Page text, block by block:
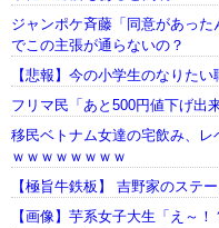
ジャンポケ斉藤「同意があっ
でこの主張が通らないの？
【悲報】今の小学生のなりた
フリマ民「あと500円値下げ出
移民ベトナム女達の宅飲み、
ｗｗｗｗｗｗｗｗ
【極旨牛鉄板】 吉野家のステ
【画像】芋系女子大生「え～